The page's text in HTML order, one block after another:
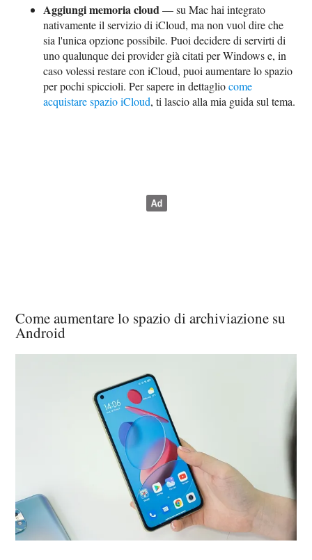
Aggiungi memoria cloud — su Mac hai integrato
nativamente il servizio di iCloud, ma non vuol dire che
sia l'unica opzione possibile. Puoi decidere di servirti di
uno qualunque dei provider già citati per Windows e, in
caso volessi restare con iCloud, puoi aumentare lo spazio
per pochi spiccioli. Per sapere in dettagliocome
acquistare spazio iCloud, ti lascio alla mia guida sul tema.
Come aumentare lo spazio di archiviazione su
Android